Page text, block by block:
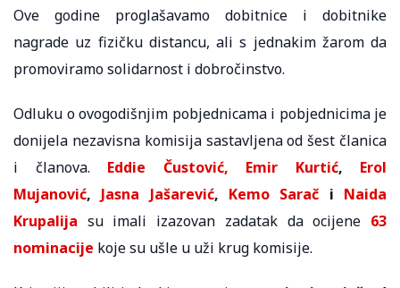
Ove godine proglašavamo dobitnice i dobitnike
nagrade uz fizičku distancu, ali s jednakim žarom da
promoviramo solidarnost i dobročinstvo.
Odluku o ovogodišnjim pobjednicama i pobjednicima je
donijela nezavisna komisija sastavljena od šest članica
i članova. Eddie Čustović, Emir Kurtić, Erol
Mujanović, Jasna Jašarević, Kemo Sarač i Naida
Krupalija su imali izazovan zadatak da ocijene 63
nominacije koje su ušle u uži krug komisije.